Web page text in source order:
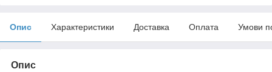
Опис Характеристики Доставка Оплата Умови
Опис